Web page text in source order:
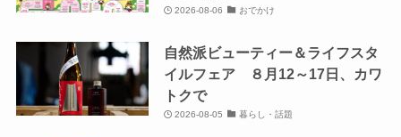
2026-08-06 おでかけ
自然派ビューティー＆ライフスタ
イルフェア ８月12～17日、カワ
トクで
2026-08-05 暮らし・話題